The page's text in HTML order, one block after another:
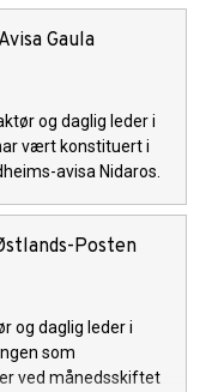
Gaula
og daglig leder i
vært konstituert i
avisa Nidaros.
Posten
og daglig leder i
som
ved månedsskiftet